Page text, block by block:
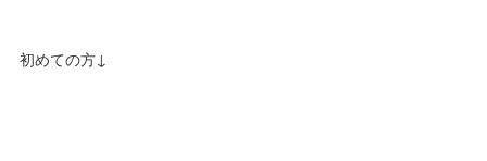
初めての方↓